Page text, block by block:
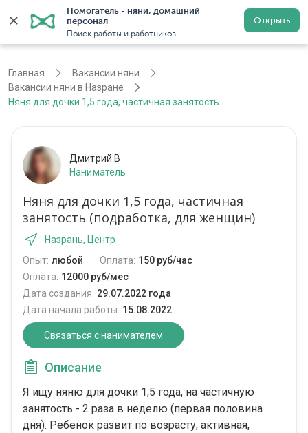
Помогатель - няни, домашний
персонал
Поиск работы и работников
Открыть
Регистрация
Главная
Вакансии няни
Вакансии няни в Назране
Няня для дочки 1,5 года, частичная занятость
Дмитрий В
Наниматель
Няня для дочки 1,5 года, частичная
занятость (подработка, для женщин)
Назрань, Центр
Опыт: любой Оплата: 150 руб/час
Оплата: 12000 руб/мес
Дата создания: 29.07.2022 года
Дата начала работы: 15.08.2022
Связаться с нанимателем
Описание
Я ищу няню для дочки 1,5 года, на частичную
занятость - 2 раза в неделю (первая половина
дня). Ребенок развит по возрасту, активная,